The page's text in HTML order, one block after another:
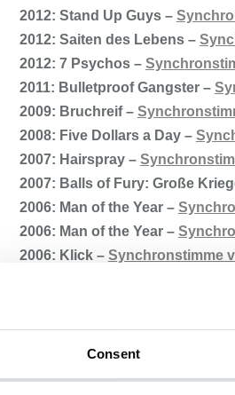
Consent
2012: Stand Up Guys –
2012: Saiten des Lebens –
2012: 7 Psychos –
2011: Bulletproof Gangster –
2009: Bruchreif –
2008: Five Dollars a Day –
2007: Hairspray –
2007: Balls of Fury: Große
2006: Man of the Year –
2006: Man of the Year –
2006: Klick – Synchronstimme
2005: Domino –
2004: Spurensuche - Umwege
2004: Neid –Synchronstimme